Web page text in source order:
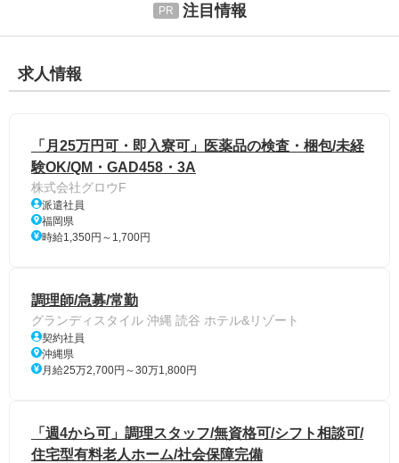
注目情報
求人情報
「月25万円可・即入寮可」医薬品の検査・梱包/未経
験OK/QM・GAD458・3A
株式会社グロウF
派遣社員
福岡県
時給1,350円～1,700円
調理師/急募/常勤
グランディスタイル 沖縄 読谷 ホテル&リゾート
契約社員
沖縄県
月給25万2,700円～30万1,800円
「週4から可」調理スタッフ/無資格可/シフト相談可/
住宅型有料老人ホーム/社会保障完備